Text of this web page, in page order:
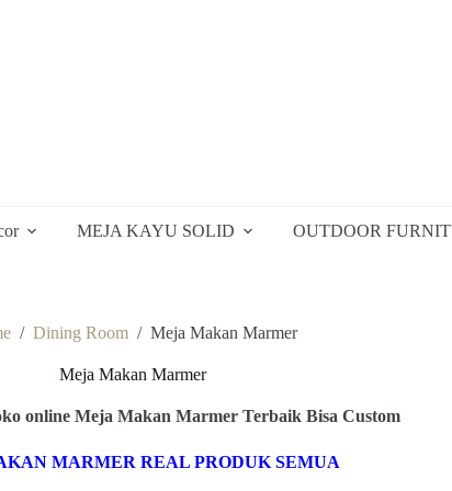
MEJA KAYU SOLID OUTDOOR
/ Dining Room / Meja Makan Marmer
Meja Makan Marmer
online Meja Makan Marmer Terbaik Bisa Custom
MARMER REAL PRODUK SEMUA